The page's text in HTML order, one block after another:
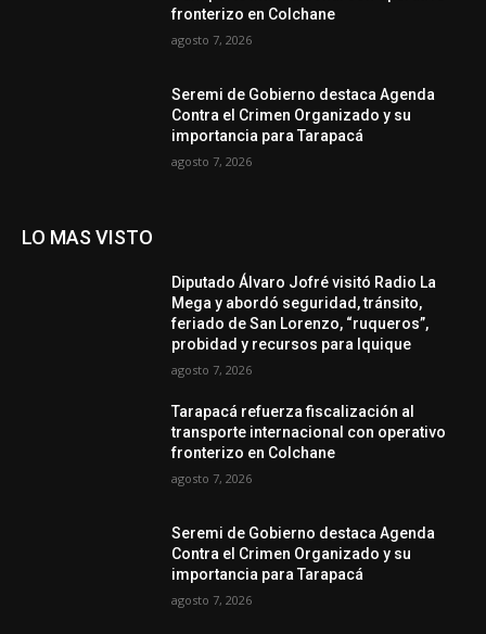
fronterizo en Colchane
agosto 7, 2026
Seremi de Gobierno destaca Agenda
Contra el Crimen Organizado y su
importancia para Tarapacá
agosto 7, 2026
LO MAS VISTO
Diputado Álvaro Jofré visitó Radio La
Mega y abordó seguridad, tránsito,
feriado de San Lorenzo, “ruqueros”,
probidad y recursos para Iquique
agosto 7, 2026
Tarapacá refuerza fiscalización al
transporte internacional con operativo
fronterizo en Colchane
agosto 7, 2026
Seremi de Gobierno destaca Agenda
Contra el Crimen Organizado y su
importancia para Tarapacá
agosto 7, 2026